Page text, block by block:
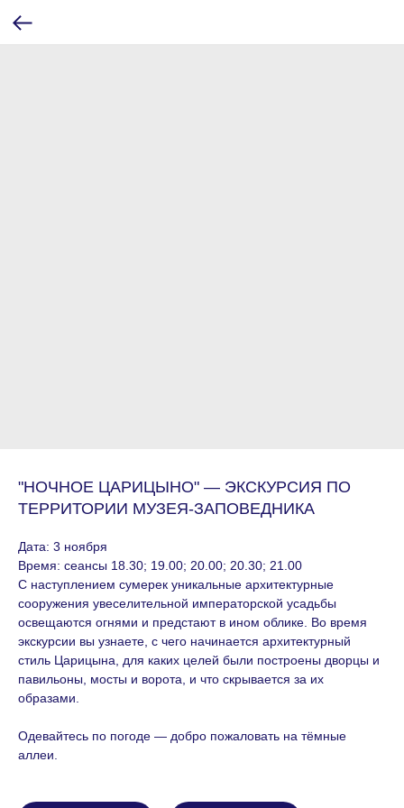
"НОЧНОЕ ЦАРИЦЫНО" — ЭКСКУРСИЯ ПО
ТЕРРИТОРИИ МУЗЕЯ-ЗАПОВЕДНИКА
Дата: 3 ноября
Время: сеансы 18.30; 19.00; 20.00; 20.30; 21.00
С наступлением сумерек уникальные архитектурные
сооружения увеселительной императорской усадьбы
освещаются огнями и предстают в ином облике. Во время
экскурсии вы узнаете, с чего начинается архитектурный
стиль Царицына, для каких целей были построены дворцы и
павильоны, мосты и ворота, и что скрывается за их
образами.
Одевайтесь по погоде — добро пожаловать на тёмные
аллеи.